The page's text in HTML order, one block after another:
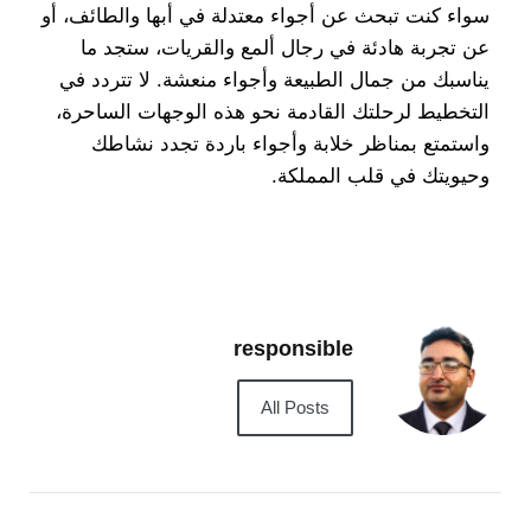
سواء كنت تبحث عن أجواء معتدلة في أبها والطائف، أو
عن تجربة هادئة في رجال ألمع والقريات، ستجد ما
يناسبك من جمال الطبيعة وأجواء منعشة. لا تتردد في
التخطيط لرحلتك القادمة نحو هذه الوجهات الساحرة،
واستمتع بمناظر خلابة وأجواء باردة تجدد نشاطك
وحيويتك في قلب المملكة.
responsible
All Posts